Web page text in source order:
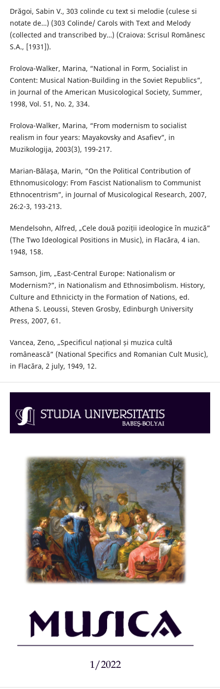
Drăgoi, Sabin V., 303 colinde cu text si melodie (culese si
notate de…) (303 Colinde/ Carols with Text and Melody
(collected and transcribed by…) (Craiova: Scrisul Românesc
S.A., [1931]).
Frolova-Walker, Marina, “National in Form, Socialist in
Content: Musical Nation-Building in the Soviet Republics”,
in Journal of the American Musicological Society, Summer,
1998, Vol. 51, No. 2, 334.
Frolova-Walker, Marina, “From modernism to socialist
realism in four years: Mayakovsky and Asafiev”, in
Muzikologija, 2003(3), 199-217.
Marian-Bălaşa, Marin, “On the Political Contribution of
Ethnomusicology: From Fascist Nationalism to Communist
Ethnocentrism”, in Journal of Musicological Research, 2007,
26:2-3, 193-213.
Mendelsohn, Alfred, „Cele două poziții ideologice în muzică”
(The Two Ideological Positions in Music), in Flacăra, 4 ian.
1948, 158.
Samson, Jim, „East-Central Europe: Nationalism or
Modernism?”, in Nationalism and Ethnosimbolism. History,
Culture and Ethnicicty in the Formation of Nations, ed.
Athena S. Leoussi, Steven Grosby, Edinburgh University
Press, 2007, 61.
Vancea, Zeno, „Specificul național și muzica cultă
românească” (National Specifics and Romanian Cult Music),
in Flacăra, 2 july, 1949, 12.